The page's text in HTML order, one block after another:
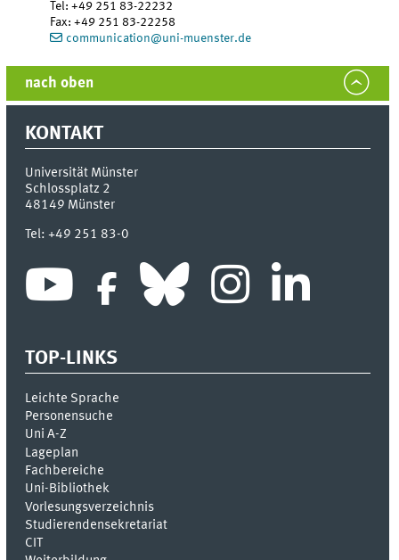
Tel:+49 251 83-22232
Fax:+49 251 83-22258
communication@uni-muenster.de
nach oben
KONTAKT
Universität Münster
Schlossplatz 2
48149 Münster
Tel:+49 251 83-0
TOP-LINKS
Leichte Sprache
Personensuche
Uni A-Z
Lageplan
Fachbereiche
Uni-Bi­bli­o­thek
Vor­le­sungs­ver­zeich­nis
Stu­die­ren­den­se­kre­ta­ri­at
CIT